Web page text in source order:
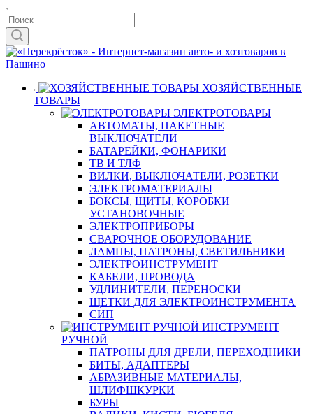
ХОЗЯЙСТВЕННЫЕ
ТОВАРЫ
ЭЛЕКТРОТОВАРЫ
АВТОМАТЫ, ПАКЕТНЫЕ
ВЫКЛЮЧАТЕЛИ
БАТАРЕЙКИ, ФОНАРИКИ
ТВ И ТЛФ
ВИЛКИ, ВЫКЛЮЧАТЕЛИ, РОЗЕТКИ
ЭЛЕКТРОМАТЕРИАЛЫ
БОКСЫ, ЩИТЫ, КОРОБКИ
УСТАНОВОЧНЫЕ
ЭЛЕКТРОПРИБОРЫ
СВАРОЧНОЕ ОБОРУДОВАНИЕ
ЛАМПЫ, ПАТРОНЫ, СВЕТИЛЬНИКИ
ЭЛЕКТРОИНСТРУМЕНТ
КАБЕЛИ, ПРОВОДА
УДЛИНИТЕЛИ, ПЕРЕНОСКИ
ЩЕТКИ ДЛЯ ЭЛЕКТРОИНСТРУМЕНТА
СИП
ИНСТРУМЕНТ
РУЧНОЙ
ПАТРОНЫ ДЛЯ ДРЕЛИ, ПЕРЕХОДНИКИ
БИТЫ, АДАПТЕРЫ
АБРАЗИВНЫЕ МАТЕРИАЛЫ,
ШЛИФШКУРКИ
БУРЫ